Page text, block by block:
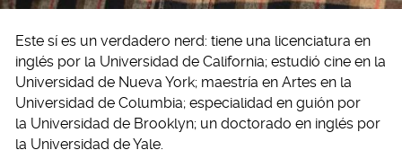
Este sí es un verdadero nerd: tiene una licenciatura en
inglés por la Universidad de California; estudió cine en la
Universidad de Nueva York; maestría en Artes en la
Universidad de Columbia; especialidad en guión por
la Universidad de Brooklyn; un doctorado en inglés por
la Universidad de Yale.